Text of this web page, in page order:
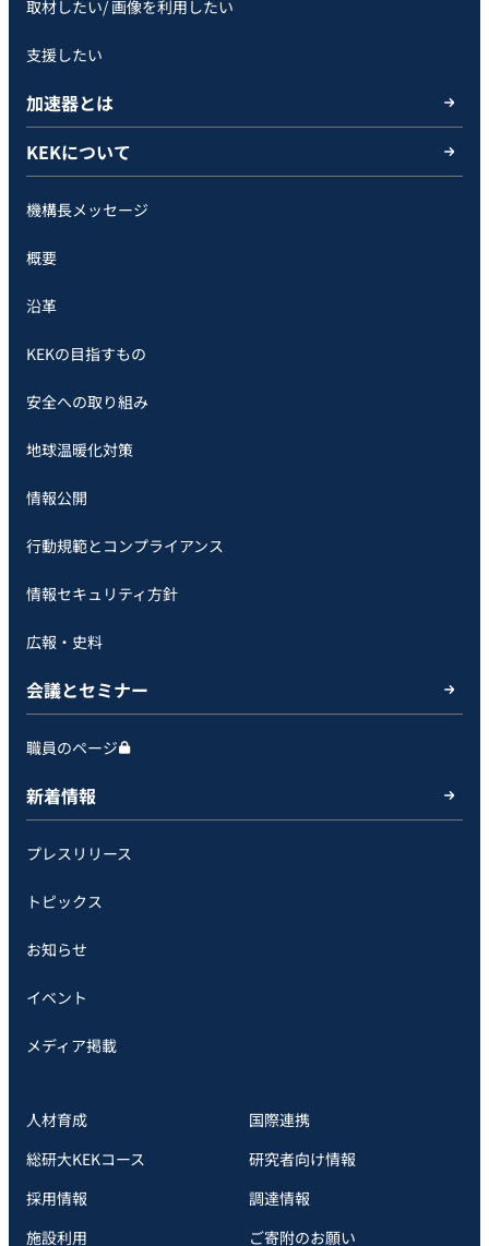
取材したい/ 画像を利用したい
支援したい
加速器とは
KEKについて
機構長メッセージ
概要
沿革
KEKの目指すもの
安全への取り組み
地球温暖化対策
情報公開
行動規範とコンプライアンス
情報セキュリティ方針
広報・史料
会議とセミナー
職員のページ
新着情報
プレスリリース
トピックス
お知らせ
イベント
メディア掲載
人材育成
国際連携
総研大KEKコース
研究者向け情報
採用情報
調達情報
施設利用
ご寄附のお願い